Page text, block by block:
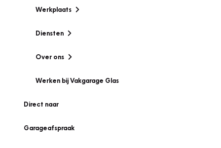
Werkplaats
Diensten
Over ons
Werken bij Vakgarage Glas
Direct naar
Garageafspraak